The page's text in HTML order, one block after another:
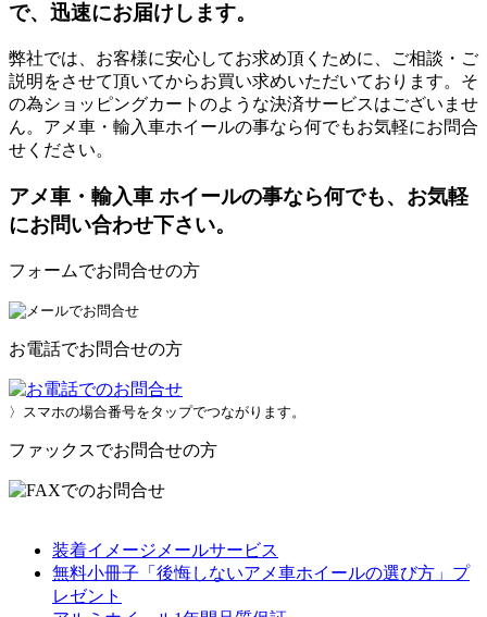
で、迅速にお届けします。
弊社では、お客様に安心してお求め頂くために、ご相談・ご
説明をさせて頂いてからお買い求めいただいております。そ
の為ショッピングカートのような決済サービスはございませ
ん。アメ車・輸入車ホイールの事なら何でもお気軽にお問合
せください。
アメ車・輸入車 ホイールの事なら何でも、お気軽
にお問い合わせ下さい。
フォームでお問合せの方
お電話でお問合せの方
〉スマホの場合番号をタップでつながります。
ファックスでお問合せの方
装着イメージメールサービス
無料小冊子「後悔しないアメ車ホイールの選び方」プ
レゼント